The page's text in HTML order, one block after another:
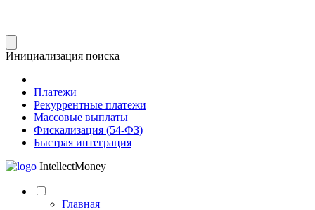
Инициализация поиска
Платежи
Рекуррентные платежи
Массовые выплаты
Фискализация (54-ФЗ)
Быстрая интеграция
IntellectMoney
Главная